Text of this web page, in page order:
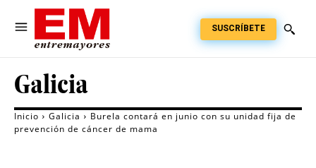
SUSCRÍBETE
Galicia
Inicio Galicia
Burela contará en junio con su unidad fija de
prevención de cáncer de mama